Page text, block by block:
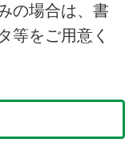
の場合は、書
等をご用意く